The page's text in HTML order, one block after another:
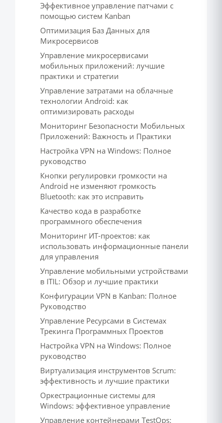
Эффективное управление патчами с
помощью систем Kanban
Оптимизация Баз Данных для
Микросервисов
Управление микросервисами
мобильных приложений: лучшие
практики и стратегии
Управление затратами на облачные
технологии Android: как
оптимизировать расходы
Мониторинг Безопасности Мобильных
Приложений: Важность и Практики
Настройка VPN на Windows: Полное
руководство
Кнопки регулировки громкости на
Android не изменяют громкость
Bluetooth: как это исправить
Качество кода в разработке
программного обеспечения
Мониторинг ИТ-проектов: как
использовать информационные панели
для управления
Управление мобильными устройствами
в ITIL: Обзор и лучшие практики
Конфигурации VPN в Kanban: Полное
Руководство
Управление Ресурсами в Системах
Трекинга Программных Проектов
Настройка VPN на Windows: Полное
руководство
Виртуализация инструментов Scrum:
эффективность и лучшие практики
Оркестрационные системы для
Windows: эффективное управление
Управление контейнерами TestOps: